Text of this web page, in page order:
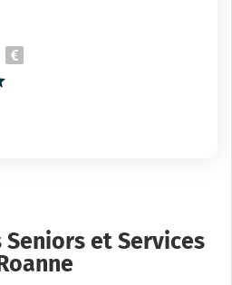
Seniors et Services